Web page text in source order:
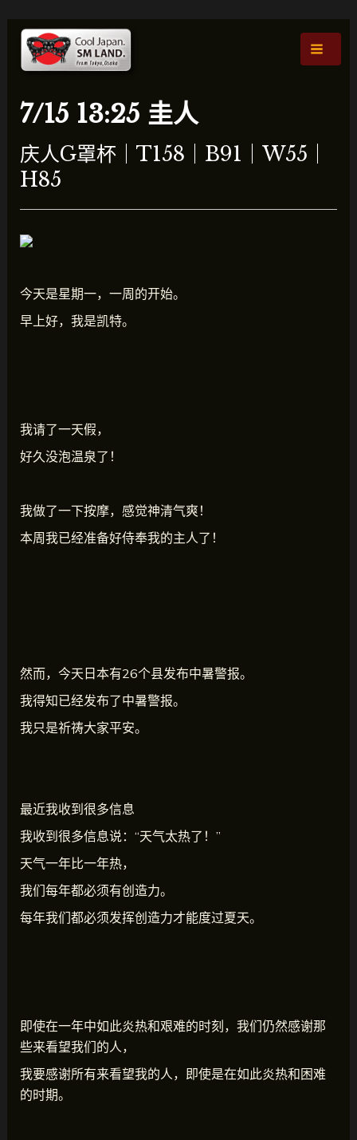
菜
7/15 13:25 圭人
庆人G罩杯｜T158｜B91｜W55｜
H85
今天是星期一，一周的开始。
早上好，我是凯特。
我请了一天假，
好久没泡温泉了！
我做了一下按摩，感觉神清气爽！
本周我已经准备好侍奉我的主人了！
然而，今天日本有26个县发布中暑警报。
我得知已经发布了中暑警报。
我只是祈祷大家平安。
最近我收到很多信息
我收到很多信息说：“天气太热了！”
天气一年比一年热，
我们每年都必须有创造力。
每年我们都必须发挥创造力才能度过夏天。
即使在一年中如此炎热和艰难的时刻，我们仍然感谢那
些来看望我们的人，
我要感谢所有来看望我的人，即使是在如此炎热和困难
的时期。